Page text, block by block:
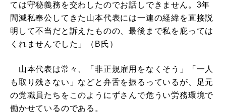
ては守秘義務を交わしたのでお話しできません。3年
間滅私奉公してきた山本代表には一連の経緯を直接説
明して不当だと訴えたものの、最後まで私を庇っては
くれませんでした」（B氏）
山本代表は常々、「非正規雇用をなくそう」「一人
も取り残さない」などと弁舌を振るっているが、足元
の党職員たちをこのようにずさんで危うい労務環境で
働かせているのである。